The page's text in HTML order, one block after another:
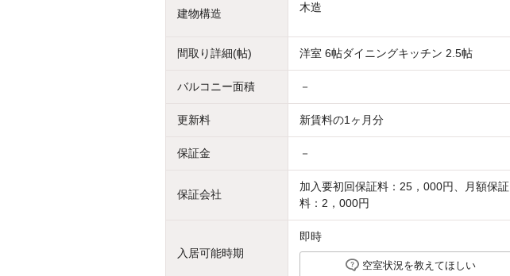
建物構造 木造
間取り詳細(帖) 洋室 6帖ダイニングキッチン 2.5帖
バルコニー面積 －
更新料 新賃料の1ヶ月分
保証金 －
保証会社
加入要初回保証料：25，000円、月額保証
料：2，000円
入居可能時期
即時
空室状況を教えてほしい